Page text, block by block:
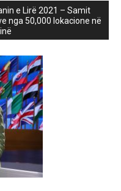
e Lirë 2021 – Samit
nga 50,000 lokacione në